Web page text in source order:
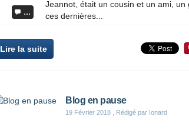
…
Jeannot, était un cousin et un ami,
ces dernières...
Lire la suite
Blog en pause
19 Février 2018 , Rédigé par Ionard